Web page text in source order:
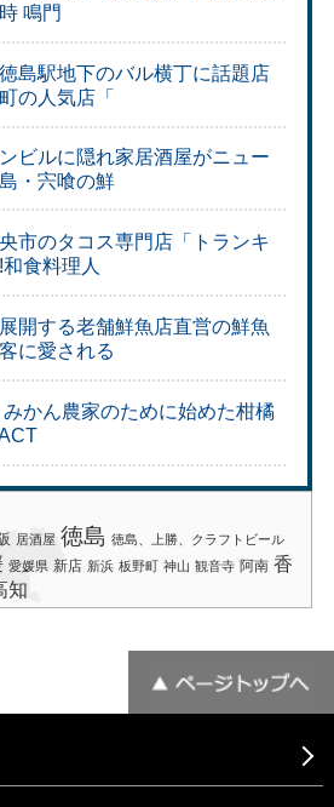
鳴門
島駅地下のバル横丁に話題店
の人気店「
ビルに隠れ家居酒屋がニュー
・宍喰の鮮
市のタコス専門店「トランキ
食料理人
開する老舗鮮魚店直営の鮮魚
に愛される
かん農家のために始めた柑橘
居酒屋 徳島 徳島、上勝、クラフトビール
愛媛県 新店 新浜 板野町 神山 観音寺 阿南 香
知